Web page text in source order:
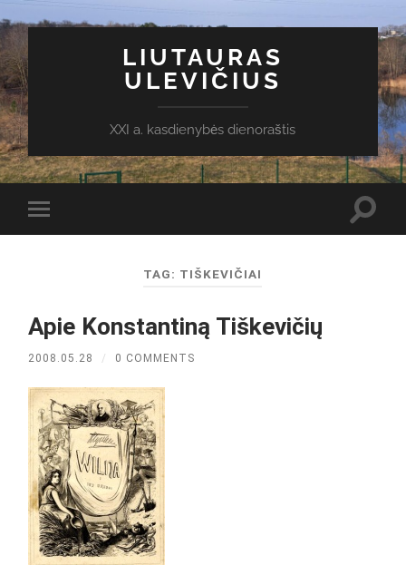
LIUTAURAS
ULEVIČIUS
XXI a. kasdienybės dienoraštis
Toggle
mobile
TAG: TIŠKEVIČIAI
Apie Konstantiną Tiškevičių
2008.05.28 / 0 COMMENTS